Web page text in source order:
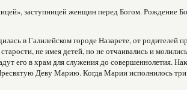
заступницей женщин перед Богом. Рождение
в Галилейском городе Назарете, от
не имея детей, но не отчаивались и
его в храм для служения до совершеннолетия.
Деву Марию. Когда Марии исполнилось